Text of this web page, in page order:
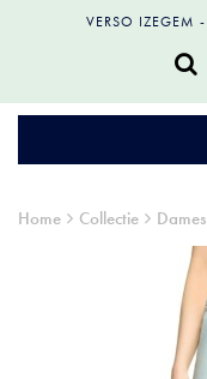
VERSO IZEGEM
Home Collectie Dames